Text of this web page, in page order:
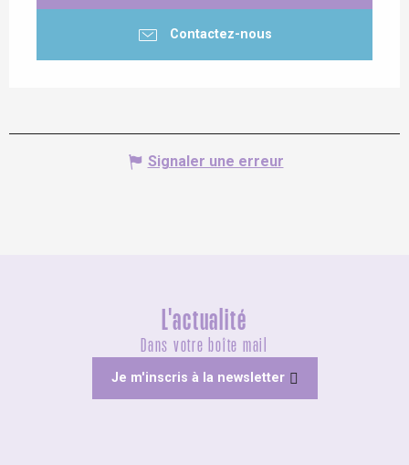
Contactez-nous
Signaler une erreur
L'actualité
Dans votre boîte mail
Je m'inscris à la newsletter